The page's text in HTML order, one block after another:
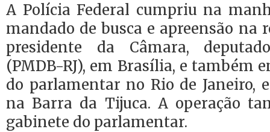
A Polícia Federal cumpriu na
mandado de busca e apreensão na
presidente da Câmara,
(PMDB-RJ), em Brasília, e também
do parlamentar no Rio de Janeiro,
na Barra da Tijuca. A operação
gabinete do parlamentar.